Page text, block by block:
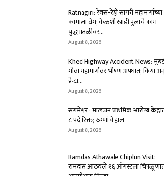
Ratnagiri: रेवस-रेड्डी सागरी महामार्गाच्या
कामाला वेग; केळशी खाडी पुलाचे काम
युद्धपातळीवर...
August 8, 2026
Khed Highway Accident News:
गोवा महामार्गावर भीषण अपघात; किया अन्
क्रेटा...
August 8, 2026
संगमेश्वर : माखजन प्राथमिक आरोग्य
८ पदे रिक्त; रुग्णांचे हाल
August 8, 2026
Ramdas Athawale Chiplun Visit:
रामदास आठवले १६ ऑगस्टला